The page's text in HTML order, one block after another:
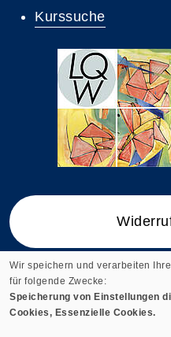
Kurssuche
Cookie-Einstellungen
Wir speichern und verarbeiten
für folgende Zwecke:
Speicherung von Einstellungen
Cookies, Essenzielle Cookies.